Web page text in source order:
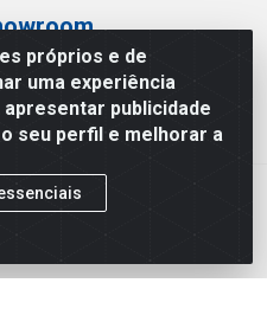
próprios e de
uma experiência
publicidade
seu perfil e melhorar a
0546
Pari - São Paulo/SP
585/597 - Pari - São
CNPJ 27.717.135/0001-29